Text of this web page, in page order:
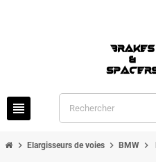
view_headline
chevron_right Elargisseurs de voies chevron_right BMW chevron_right